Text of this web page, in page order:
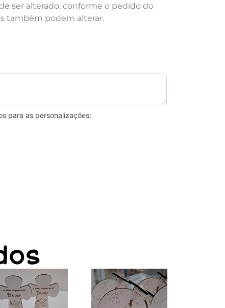
ser alterado, conforme o pedido do
também podem alterar.
para as personalizações: